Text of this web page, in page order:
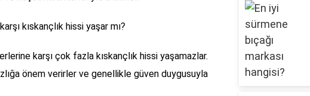
kıskançlık hissi yaşar mı?
karşı çok fazla kıskançlık hissi yaşamazlar.
önem verirler ve genellikle güven duygusuyla